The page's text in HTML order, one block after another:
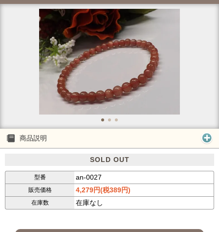
商品説明
SOLD OUT
型番 an-0027
販売価格 4,279円(税389円)
在庫数 在庫なし